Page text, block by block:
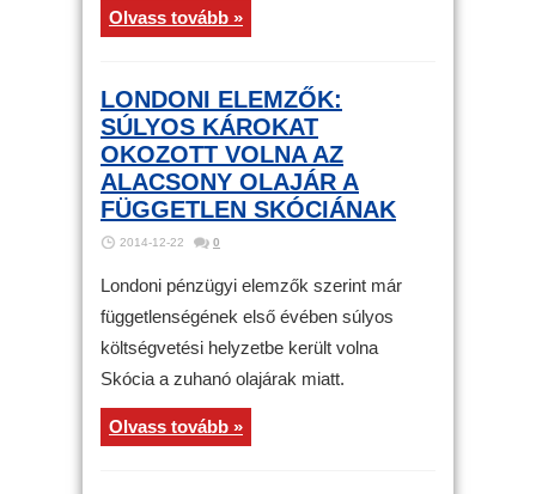
Olvass tovább »
LONDONI ELEMZŐK:
SÚLYOS KÁROKAT
OKOZOTT VOLNA AZ
ALACSONY OLAJÁR A
FÜGGETLEN SKÓCIÁNAK
2014-12-22 0
Londoni pénzügyi elemzők szerint már
függetlenségének első évében súlyos
költségvetési helyzetbe került volna
Skócia a zuhanó olajárak miatt.
Olvass tovább »